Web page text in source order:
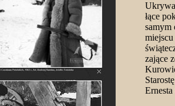
łące
samym
zające
Ernesta